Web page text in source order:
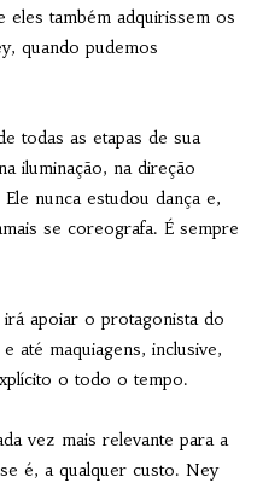
também adquirissem os
quando pudemos
todas as etapas de sua
iluminação, na direção
nunca estudou dança e,
se coreografa. É sempre
apoiar o protagonista do
até maquiagens, inclusive,
o todo o tempo.
vez mais relevante para a
é, a qualquer custo. Ney